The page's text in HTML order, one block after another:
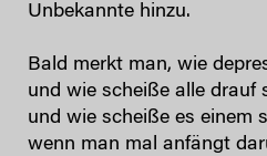
Unbekannte hinzu.
Bald merkt man, wie
und wie scheiße alle drauf
und wie scheiße es einem
wenn man mal anfängt